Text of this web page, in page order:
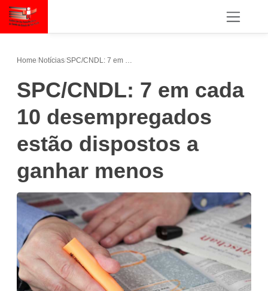
Home/Notícias/
SPC/CNDL: 7 em cada
10 desempregados
estão dispostos a
ganhar menos